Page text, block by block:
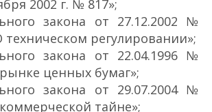
2002 г. № 817»;
закона от 27.12.2002 №
техническом регулировании»;
закона от 22.04.1996 №
ценных бумаг»;
закона от 29.07.2004 №
тайне»;